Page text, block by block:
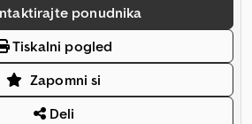
ponudnika
Tiskalni pogled
Zapomni si
Deli